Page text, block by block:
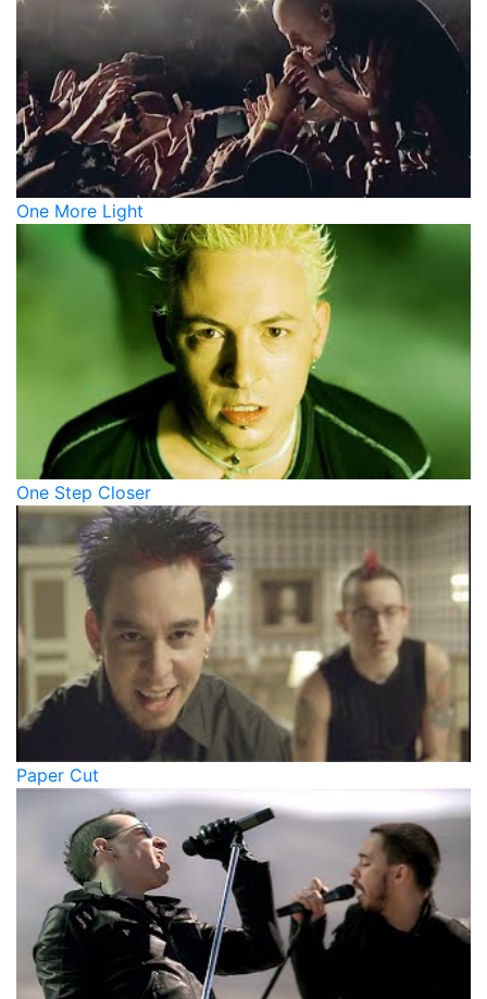
One More Light
One Step Closer
Paper Cut